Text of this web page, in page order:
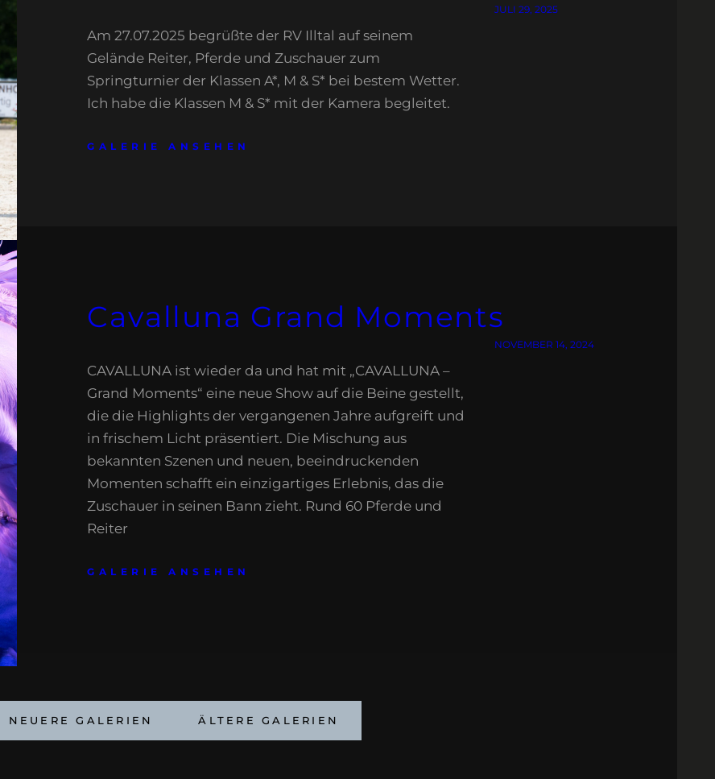
Am 27.07.2025 begrüßte der RV Illtal auf seinem
Gelände Reiter, Pferde und Zuschauer zum
Springturnier der Klassen A*, M & S* bei bestem Wetter.
Ich habe die Klassen M & S* mit der Kamera begleitet.
GALERIE ANSEHEN
JULI 29, 2025
Cavalluna Grand Moments
CAVALLUNA ist wieder da und hat mit „CAVALLUNA –
Grand Moments“ eine neue Show auf die Beine gestellt,
die die Highlights der vergangenen Jahre aufgreift und
in frischem Licht präsentiert. Die Mischung aus
bekannten Szenen und neuen, beeindruckenden
Momenten schafft ein einzigartiges Erlebnis, das die
Zuschauer in seinen Bann zieht. Rund 60 Pferde und
Reiter
GALERIE ANSEHEN
NOVEMBER 14, 2024
NEUERE GALERIEN ÄLTERE GALERIEN